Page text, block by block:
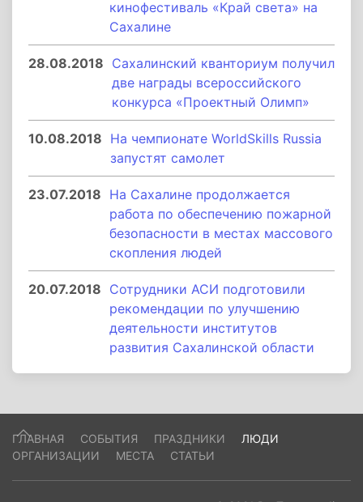
кинофестиваль «Край света» на
Сахалине
28.08.2018 Сахалинский кванториум получил
две награды всероссийского
конкурса «Проектный Олимп»
10.08.2018 На чемпионате WorldSkills Russia
запустят самолет
23.07.2018 На Сахалине продолжается
работа по обеспечению пожарной
безопасности в местах массового
скопления людей
20.07.2018 Сотрудники АСИ подготовили
рекомендации по улучшению
деятельности институтов
развития Сахалинской области
ГЛАВНАЯ СОБЫТИЯ ПРАЗДНИКИ
ЛЮДИ
ОРГАНИЗАЦИИ
МЕСТА СТАТЬИ